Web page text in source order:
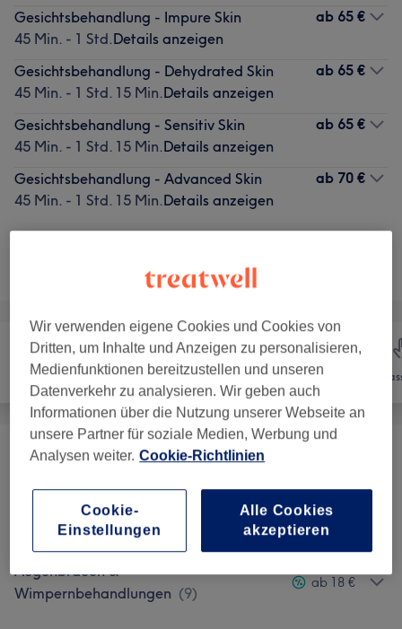
Gesichtsbehandlung - Impure Skin
45 Min. - 1 Std.Details anzeigen
ab 65 €
Gesichtsbehandlung - Dehydrated Skin
45 Min. - 1 Std. 15 Min.Details anzeigen
ab 65 €
Gesichtsbehandlung - Sensitiv Skin
45 Min. - 1 Std. 15 Min.Details anzeigen
ab 65 €
Gesichtsbehandlung - Advanced Skin
45 Min. - 1 Std. 15 Min.Details anzeigen
ab 70 €
Haarentfernung Gesicht
Gesichtsbehandlungen (14)
Zubuchbare Extras Während Einer
Gesichtsbehandlung (
ab 9 €
Augenbrauen &
Wimpernbehandlungen (9)
ab 18 €
Wir verwenden eigene Cookies und Cookies von
Dritten, um Inhalte und Anzeigen zu personalisieren,
Medienfunktionen bereitzustellen und unseren
Datenverkehr zu analysieren. Wir geben auch
Informationen über die Nutzung unserer Webseite an
unsere Partner für soziale Medien, Werbung und
Analysen weiter. Cookie-Richtlinien
Cookie-
Einstellungen
Alle Cookies
akzeptieren